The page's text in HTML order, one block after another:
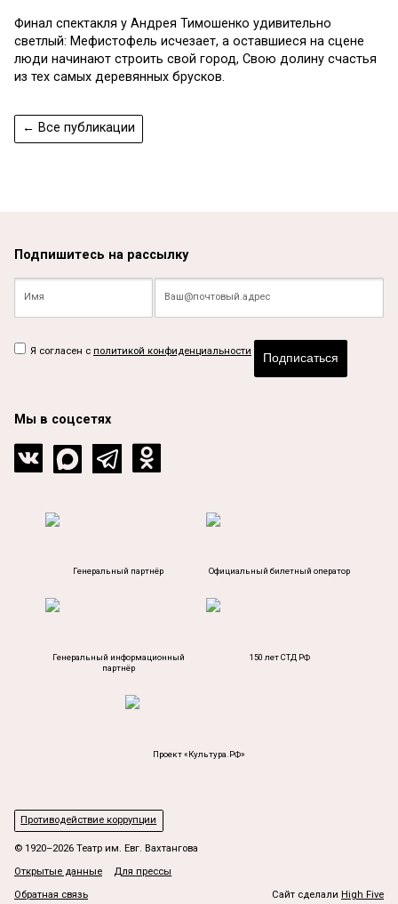
Финал спектакля у Андрея Тимошенко удивительно
светлый: Мефистофель исчезает, а оставшиеся на сцене
люди начинают строить свой город, Свою долину счастья
из тех самых деревянных брусков.
← Все публикации
Подпишитесь на рассылку
Я согласен с политикой конфиденциальности
Подписаться
Мы в соцсетях
Генеральный партнёр Официальный билетный оператор
Генеральный информационный
партнёр
150 лет СТД РФ
Проект «Культура.РФ»
Противодействие коррупции
© 1920–2026 Театр им. Евг. Вахтангова
Открытые данные Для прессы
Обратная связь Сайт сделали High Five